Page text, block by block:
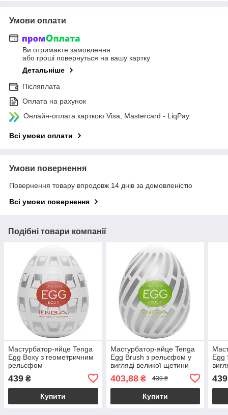
Умови оплати
Ви отримаєте замовлення
або гроші повернуться на вашу картку
Детальніше
Післяплата
Оплата на рахунок
Онлайн-оплата карткою Visa, Mastercard - LiqPay
Всі умови оплати
Умови повернення
Повернення товару впродовж 14 днів за домовленістю
Всі умови повернення
Подібні товари компанії
Мастурбатор-яйце Tenga
Egg Boxy з геометричним
рельєфом
439 ₴
Купити
Мастурбатор-яйце Tenga
Egg Brush з рельєфом у
вигляді великої щетини
403,88₴ 439 ₴
Купити
Egg
439